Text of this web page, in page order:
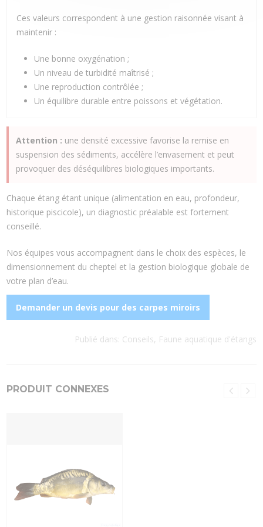
Ces valeurs correspondent à une gestion raisonnée visant à
maintenir :
Une bonne oxygénation ;
Un niveau de turbidité maîtrisé ;
Une reproduction contrôlée ;
Un équilibre durable entre poissons et végétation.
Attention : une densité excessive favorise la remise en
suspension des sédiments, accélère l’envasement et peut
provoquer des déséquilibres biologiques importants.
Chaque étang étant unique (alimentation en eau, profondeur,
historique piscicole), un diagnostic préalable est fortement
conseillé.
Nos équipes vous accompagnent dans le choix des espèces, le
dimensionnement du cheptel et la gestion biologique globale de
votre plan d’eau.
Demander un devis pour des carpes miroirs
Publié dans: Conseils, Faune aquatique d'étangs
PRODUIT CONNEXES